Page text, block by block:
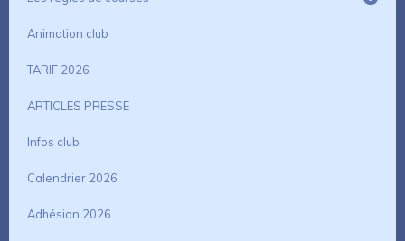
Animation club
TARIF 2026
ARTICLES PRESSE
Infos club
Calendrier 2026
Adhésion 2026